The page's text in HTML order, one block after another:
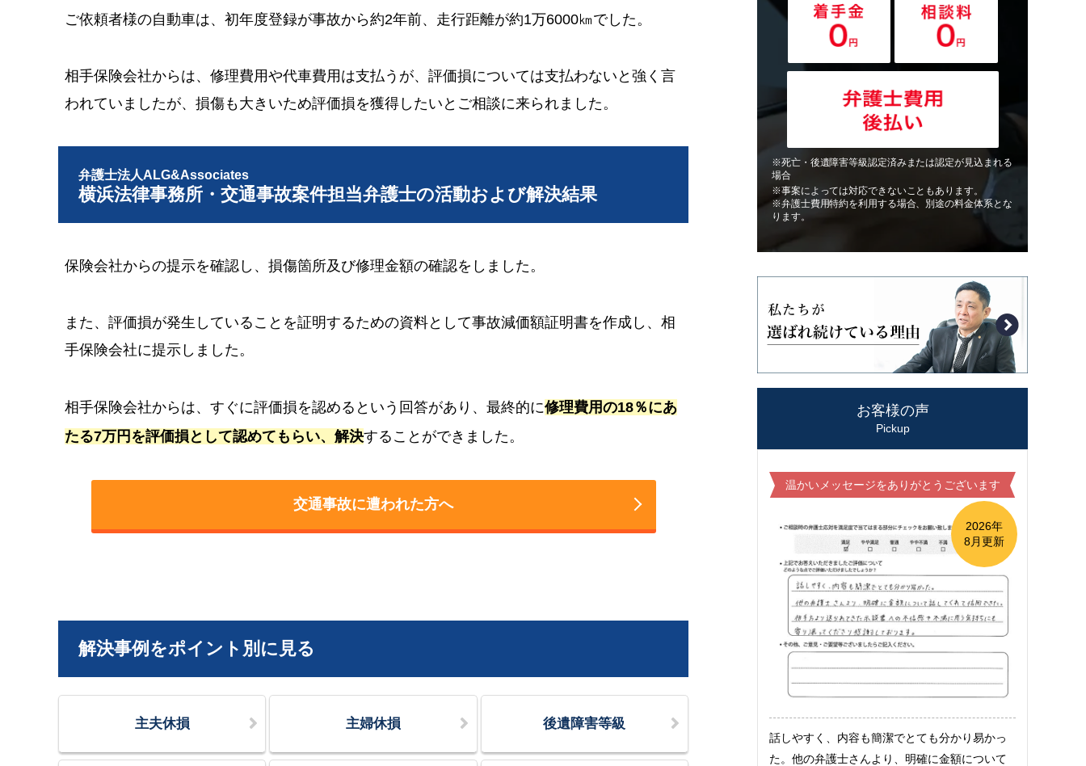
ご依頼者様の自動車は、初年度登録が事故から約2年前、走行距離が約1万6000㎞でした。
相手保険会社からは、修理費用や代車費用は支払うが、評価損については支払わないと強く言
われていましたが、損傷も大きいため評価損を獲得したいとご相談に来られました。
弁護士法人ALG&Associates
横浜法律事務所・交通事故案件担当弁護士の活動および解決結果
保険会社からの提示を確認し、損傷箇所及び修理金額の確認をしました。
また、評価損が発生していることを証明するための資料として事故減価額証明書を作成し、相
手保険会社に提示しました。
相手保険会社からは、すぐに評価損を認めるという回答があり、最終的に修理費用の18％にあ
たる7万円を評価損として認めてもらい、解決することができました。
交通事故に遭われた方へ
解決事例をポイント別に見る
主夫休損 主婦休損 後遺障害等級
※死亡・後遺障害等級認定済みまたは認定が見込まれる
場合
※事案によっては対応できないこともあります。
※弁護士費用特約を利用する場合、別途の料金体系とな
ります。
お客様の声
Pickup
温かいメッセージをありがとうございます
2026年
8月更新
話しやすく、内容も簡潔でとても分かり易かっ
た。他の弁護士さんより、明確に金額について